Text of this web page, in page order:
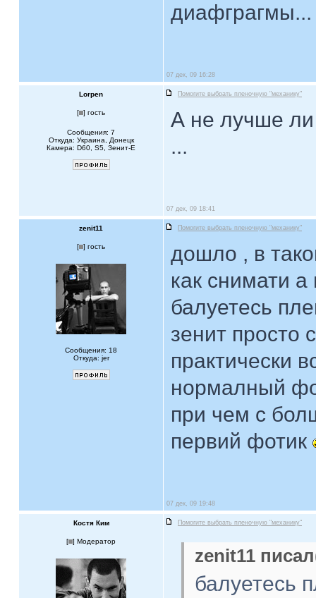
диафграгмы...
07 дек, 09 16:28
Lorpen Помогите выбрать пленочную "механику"
[ ] гость
Сообщения: 7
Откуда: Украина, Донецк
Камера: D60, S5, Зенит-Е
А не лучше ли
...
07 дек, 09 18:41
zenit11 Помогите выбрать пленочную "механику"
[ ] гость
Сообщения: 18
Откуда: jer
дошло , в
как снимати
балуетесь
зенит просто
практически
нормалный
при чем с
первий фотик
07 дек, 09 19:48
Костя Ким Помогите выбрать пленочную "механику"
[ ] Модератор
zenit11
балуетесь